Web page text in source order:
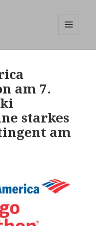
am 7.
starkes
am